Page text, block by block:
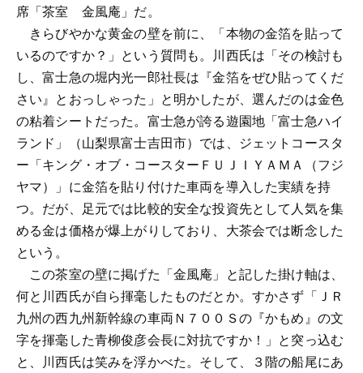
席「茶室 金風庵」だ。
きらびやかな黄金の壁を前に、「本物の金箔を貼って
いるのですか？」という質問も。川西氏は「その検討も
し、富士急の堀内光一郎社長は『金箔をぜひ貼ってくだ
さい』とおっしゃった」と明かしたが、選んだのは金色
の粘着シートだった。富士急が誇る遊園地「富士急ハイ
ランド」（山梨県富士吉田市）では、ジェットコースタ
ー「キング・オブ・コースターＦＵＪＩＹＡＭＡ（フジ
ヤマ）」に金箔を貼り付けた車両を導入した実績を持
つ。だが、足元では比較的安全な投資先として人気を集
める金は価格が爆上がりしており、大茶会では断念した
という。
この茶室の壁に掲げた「金風庵」と記した掛け軸は、
何と川西氏が自ら揮毫したものだとか。すかさず「ＪＲ
九州の西九州新幹線の車両Ｎ７００Ｓの『かもめ』の文
字を揮毫した青柳俊彦会長に対抗ですか！」と突っ込む
と、川西氏は笑みを浮かべた。そして、３階の船尾にあ